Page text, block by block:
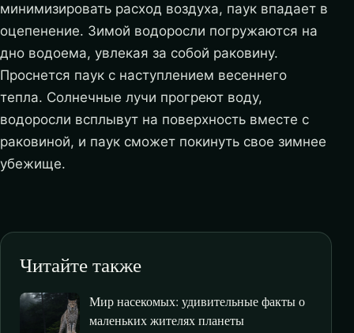
минимизировать расход воздуха, паук впадает в
оцепенение. Зимой водоросли погружаются на
дно водоема, увлекая за собой раковину.
Проснется паук с наступлением весеннего
тепла. Солнечные лучи прогреют воду,
водоросли всплывут на поверхность вместе с
раковиной, и паук сможет покинуть свое зимнее
убежище.
Читайте также
Мир насекомых: удивительные факты о
маленьких жителях планеты